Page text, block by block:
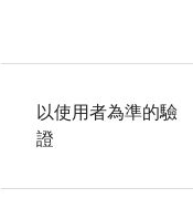
以使用者為準的驗
證